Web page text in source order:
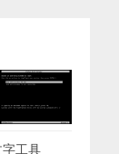
工具